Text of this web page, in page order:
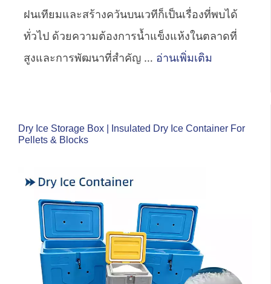
ฝนเทียมและสร้างควันบนเวทีก็เป็นเรื่องที่พบได้
ทั่วไป ด้วยความต้องการน้ำแข็งแห้งในตลาดที่
สูงและการพัฒนาที่สำคัญ … อ่านเพิ่มเติม
Dry Ice Storage Box | Insulated Dry Ice Container For
Pellets & Blocks